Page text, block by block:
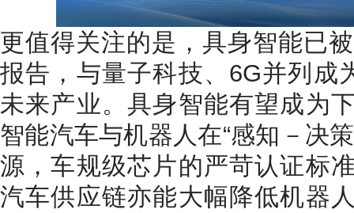
更值得关注的是，具身智能已
报告，与量子科技、6G并列成
未来产业。具身智能有望成为
智能汽车与机器人在“感知－决
源，车规级芯片的严苛认证标
汽车供应链亦能大幅降低机器